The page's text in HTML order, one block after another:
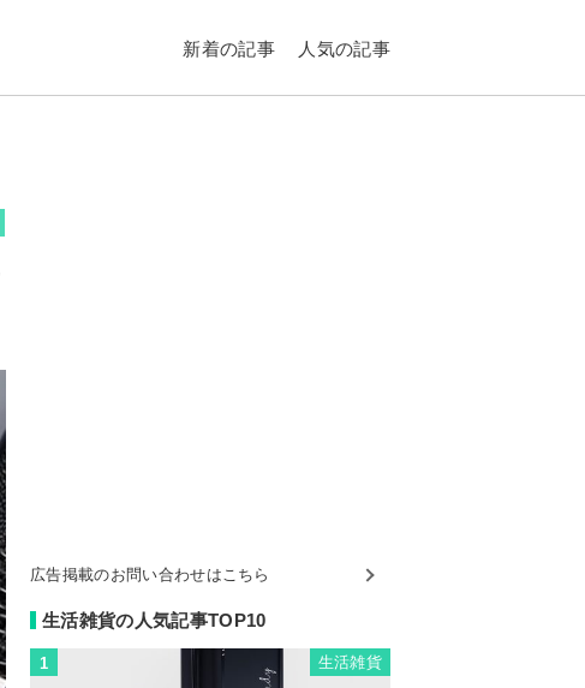
新着の記事 人気の記事
広告掲載のお問い合わせはこちら
生活雑貨の人気記事TOP10
1 生活雑貨